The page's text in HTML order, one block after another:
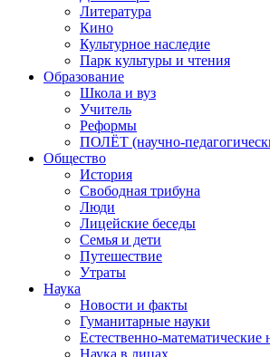
Литература
Кино
Культурное наследие
Парк культуры и чтения
Образование
Школа и вуз
Учитель
Реформы
ПОЛЁТ (научно-
Общество
История
Свободная трибуна
Люди
Лицейские беседы
Семья и дети
Путешествие
Утраты
Наука
Новости и факты
Гуманитарные науки
Естественно-математические